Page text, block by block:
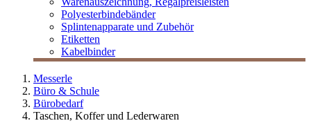
Polyesterbindebänder
Splintenapparate und Zubehör
Etiketten
Kabelbinder
Messerle
Büro & Schule
Bürobedarf
Taschen, Koffer und Lederwaren